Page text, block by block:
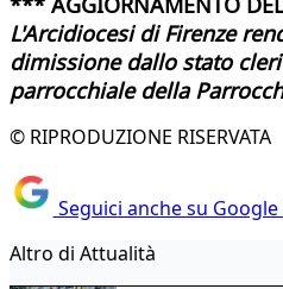
L'Arcidiocesi di Firenze
dimissione dallo stato
parrocchiale della
© RIPRODUZIONE RISERVATA
Seguici anche su
Altro di Attualità